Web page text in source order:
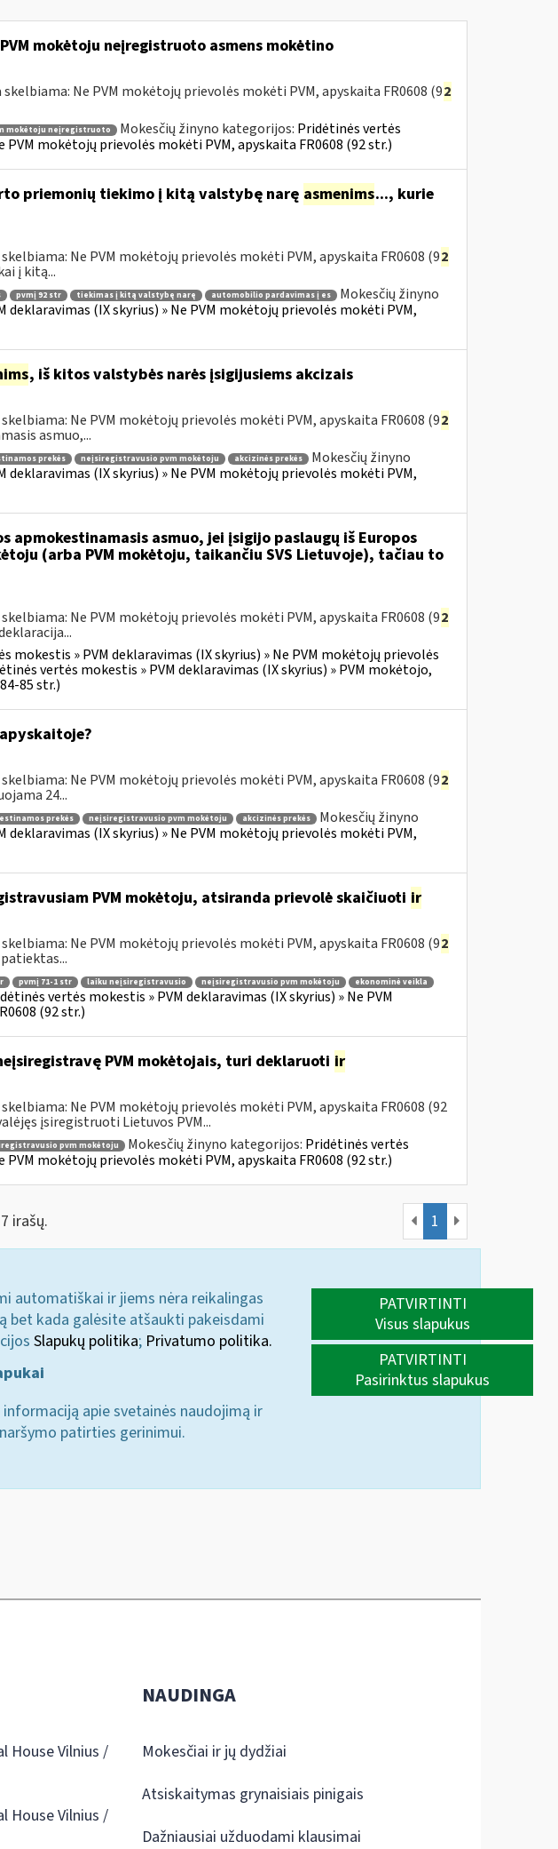
mokėtoju neįregistruoto asmens mokėtino
Ne PVM mokėtojų prievolės mokėti PVM, apyskaita FR0608 (92
mokėtoju neįregistruoto Mokesčių žinyno kategorijos: Pridėtinės vertės
PVM mokėtojų prievolės mokėti PVM, apyskaita FR0608 (92 str.)
priemonių tiekimo į kitą valstybę narę asmenims..., kurie
Ne PVM mokėtojų prievolės mokėti PVM, apyskaita FR0608 (92
į kitą...
pvmį 92 str tiekimas į kitą valstybę narę automobilio pardavimas į es
Mokesčių žinyno
deklaravimas (IX skyrius) » Ne PVM mokėtojų prievolės mokėti PVM,
, iš kitos valstybės narės įsigijusiems akcizais
Ne PVM mokėtojų prievolės mokėti PVM, apyskaita FR0608 (92
asmuo,...
prekės neįsiregistravusio pvm mokėtoju akcizinės prekės
Mokesčių žinyno
deklaravimas (IX skyrius) » Ne PVM mokėtojų prievolės mokėti PVM,
asmuo, jei įsigijo paslaugų iš Europos
(arba PVM mokėtoju, taikančiu SVS Lietuvoje), tačiau to
Ne PVM mokėtojų prievolės mokėti PVM, apyskaita FR0608 (92
mokestis » PVM deklaravimas (IX skyrius) » Ne PVM mokėtojų prievolės
vertės mokestis » PVM deklaravimas (IX skyrius) » PVM mokėtojo,
85 str.)
Ne PVM mokėtojų prievolės mokėti PVM, apyskaita FR0608 (92
24...
prekės neįsiregistravusio pvm mokėtoju akcizinės prekės
Mokesčių žinyno
deklaravimas (IX skyrius) » Ne PVM mokėtojų prievolės mokėti PVM,
PVM mokėtoju, atsiranda prievolė skaičiuoti ir
Ne PVM mokėtojų prievolės mokėti PVM, apyskaita FR0608 (92
pvmį 71-1 str laiku neįsiregistravusio neįsiregistravusio pvm mokėtoju
ekonominė veikla
vertės mokestis » PVM deklaravimas (IX skyrius) » Ne PVM
(92 str.)
PVM mokėtojais, turi deklaruoti ir
Ne PVM mokėtojų prievolės mokėti PVM, apyskaita FR0608 (92
įsiregistruoti Lietuvos PVM...
pvm mokėtoju Mokesčių žinyno kategorijos: Pridėtinės vertės
PVM mokėtojų prievolės mokėti PVM, apyskaita FR0608 (92 str.)
irašų. 1
automatiškai ir jiems nėra reikalingas
bet kada galėsite atšaukti pakeisdami
Slapukų politika; Privatumo politika.
apie svetainės naudojimą ir
patirties gerinimui.
PATVIRTINTI
Visus slapukus
PATVIRTINTI
Pasirinktus slapukus
House Vilnius /
House Vilnius /
NAUDINGA
Mokesčiai ir jų dydžiai
Atsiskaitymas grynaisiais pinigais
Dažniausiai užduodami klausimai